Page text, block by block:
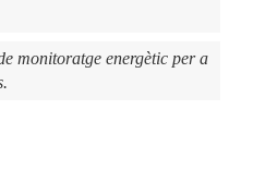
monitoratge energètic per a